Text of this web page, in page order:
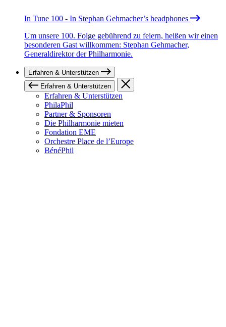
In Tune 100 - In Stephan Gehmacher’s headphones
Um unsere 100. Folge gebührend zu feiern, heißen wir einen
besonderen Gast willkommen: Stephan Gehmacher,
Generaldirektor der Philharmonie.
Erfahren & Unterstützen
Erfahren & Unterstützen
Erfahren & Unterstützen
PhilaPhil
Partner & Sponsoren
Die Philharmonie mieten
Fondation EME
Orchestre Place de l’Europe
BénéPhil